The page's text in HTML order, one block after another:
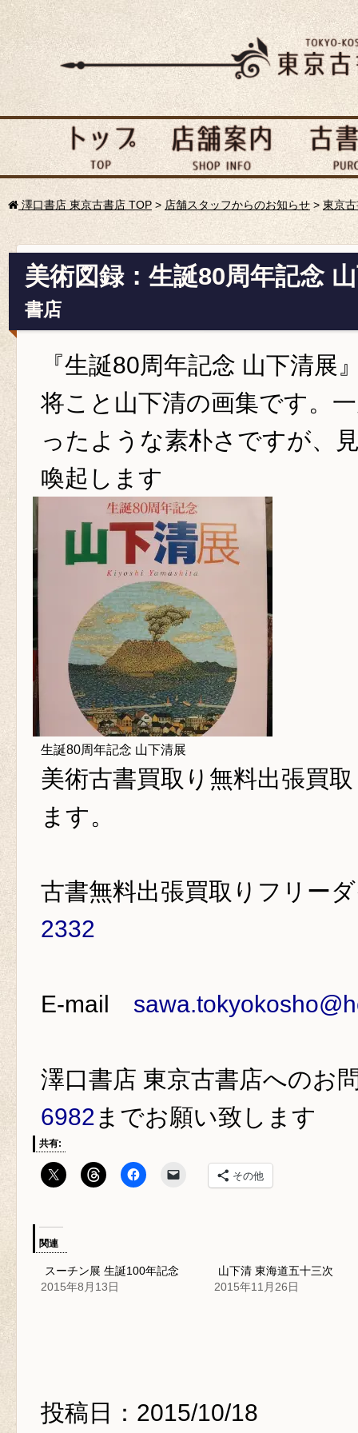
澤口書店 東京古書店 TOP > 店舗スタッフからのお知らせ> 東京
美術図録：生誕80周年記念
書店
『生誕80周年記念 山下清展
将こと山下清の画集です。
ったような素朴さですが、
喚起します
生誕80周年記念 山下清展
美術古書買取り 無料出張買
ます。
古書無料出張買取りフリー
2332
E-mail
澤口書店 東京古書店へのお
6982 までお願い致します
共有:
その他
関連
スーチン展 生誕100年記念
2015年8月13日
山下清 東海道五十三次
2015年11月26日
投稿日：2015/10/18